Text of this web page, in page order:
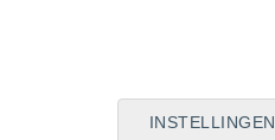
INSTELLINGEN